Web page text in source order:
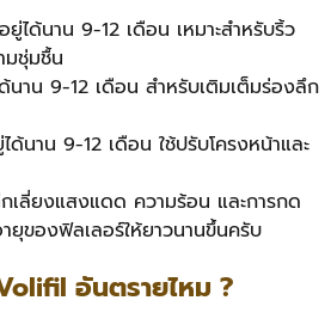
อยู่ได้นาน 9-12 เดือน เหมาะสำหรับริ้ว
มชุ่มชื้น
นาน 9-12 เดือน สำหรับเติมเต็มร่องลึก
ด้นาน 9-12 เดือน ใช้ปรับโครงหน้าและ
ลี่ยงแสงแดด ความร้อน และการกด
ของฟิลเลอร์ให้ยาวนานขึ้นครับ
อันตรายไหม ?